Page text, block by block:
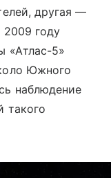
другая —
2009 году
«Атлас-5»
Южного
наблюдение
такого